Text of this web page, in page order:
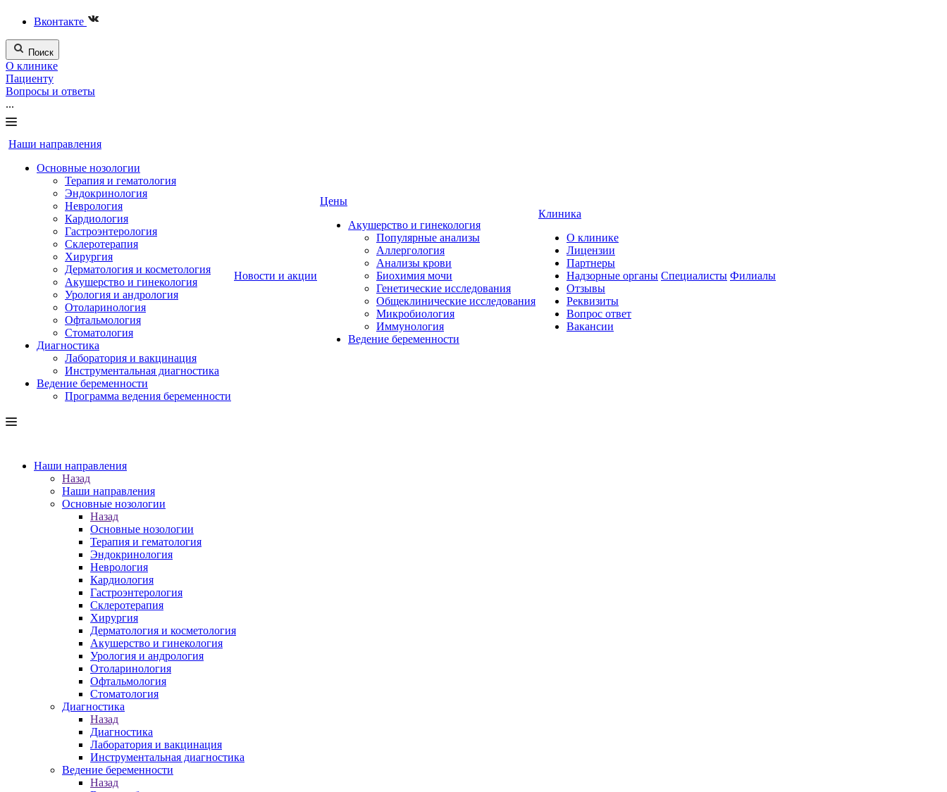
Вконтакте
Поиск
О клинике
Пациенту
Вопросы и ответы
...
Наши направления
Основные нозологии
Терапия и гематология
Эндокринология
Неврология
Кардиология
Гастроэнтерология
Склеротерапия
Хирургия
Дерматология и косметология
Акушерство и гинекология
Урология и андрология
Отоларинология
Офтальмология
Стоматология
Диагностика
Лаборатория и вакцинация
Инструментальная диагностика
Ведение беременности
Программа ведения беременности
Новости и акции
Цены
Акушерство и гинекология
Популярные анализы
Аллергология
Анализы крови
Биохимия мочи
Генетические исследования
Общеклинические исследования
Микробиология
Иммунология
Ведение беременности
Клиника
О клинике
Лицензии
Партнеры
Надзорные органы
Отзывы
Реквизиты
Вопрос ответ
Вакансии
Специалисты Филиалы
Наши направления
Назад
Наши направления
Основные нозологии
Назад
Основные нозологии
Терапия и гематология
Эндокринология
Неврология
Кардиология
Гастроэнтерология
Склеротерапия
Хирургия
Дерматология и косметология
Акушерство и гинекология
Урология и андрология
Отоларинология
Офтальмология
Стоматология
Диагностика
Назад
Диагностика
Лаборатория и вакцинация
Инструментальная диагностика
Ведение беременности
Назад